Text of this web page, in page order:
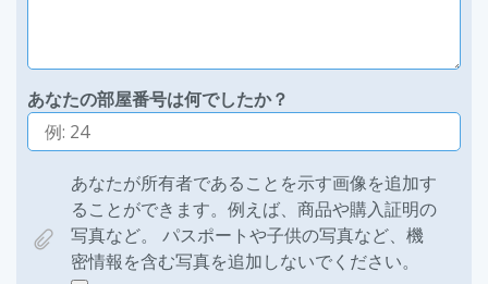
あなたの部屋番号は何でしたか？
あなたが所有者であることを示す画像を追加す
ることができます。例えば、商品や購入証明の
写真など。 パスポートや子供の写真など、機
密情報を含む写真を追加しないでください。